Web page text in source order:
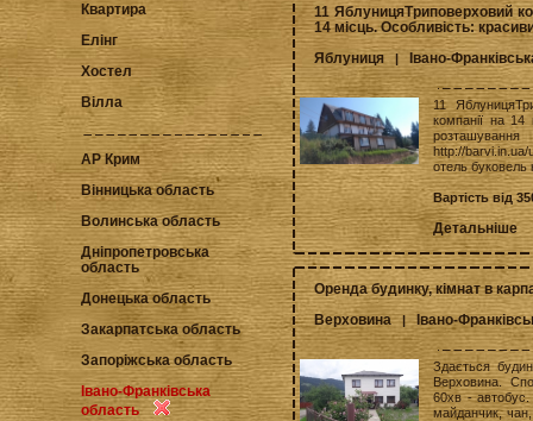
Квартира
Елінг
Хостел
Вілла
АР Крим
Вінницька область
Волинська область
Дніпропетровська
область
Донецька область
Закарпатська область
Запоріжська область
Івано-Франківська
область
11 ЯблуницяТриповерховий
14 місць. Особливість:
Яблуниця
| Івано-
11
компанії на 14
розташування
http://
отель буковель
Вартість від
Детальніше
Оренда будинку, кімнат в
Верховина |Івано-
Здається
Верховина.
60хв -
майданчик, чан,